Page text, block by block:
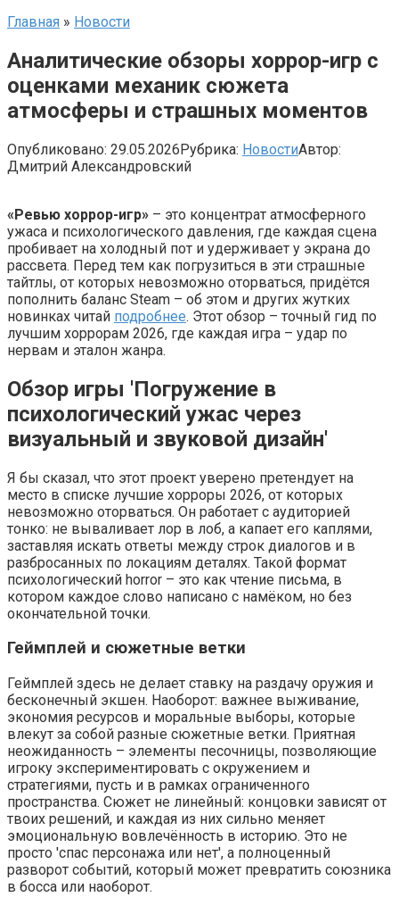
Главная » Новости
Аналитические обзоры хоррор-игр с
оценками механик сюжета
атмосферы и страшных моментов
Опубликовано: 29.05.2026Рубрика: НовостиАвтор:
Дмитрий Александровский
«Ревью хоррор-игр» – это концентрат атмосферного
ужаса и психологического давления, где каждая сцена
пробивает на холодный пот и удерживает у экрана до
рассвета. Перед тем как погрузиться в эти страшные
тайтлы, от которых невозможно оторваться, придётся
пополнить баланс Steam – об этом и других жутких
новинках читай подробнее. Этот обзор – точный гид по
лучшим хоррорам 2026, где каждая игра – удар по
нервам и эталон жанра.
Обзор игры 'Погружение в
психологический ужас через
визуальный и звуковой дизайн'
Я бы сказал, что этот проект уверено претендует на
место в списке лучшие хорроры 2026, от которых
невозможно оторваться. Он работает с аудиторией
тонко: не вываливает лор в лоб, а капает его каплями,
заставляя искать ответы между строк диалогов и в
разбросанных по локациям деталях. Такой формат
психологический horror – это как чтение письма, в
котором каждое слово написано с намёком, но без
окончательной точки.
Геймплей и сюжетные ветки
Геймплей здесь не делает ставку на раздачу оружия и
бесконечный экшен. Наоборот: важнее выживание,
экономия ресурсов и моральные выборы, которые
влекут за собой разные сюжетные ветки. Приятная
неожиданность – элементы песочницы, позволяющие
игроку экспериментировать с окружением и
стратегиями, пусть и в рамках ограниченного
пространства. Сюжет не линейный: концовки зависят от
твоих решений, и каждая из них сильно меняет
эмоциональную вовлечённость в историю. Это не
просто 'спас персонажа или нет', а полноценный
разворот событий, который может превратить союзника
в босса или наоборот.